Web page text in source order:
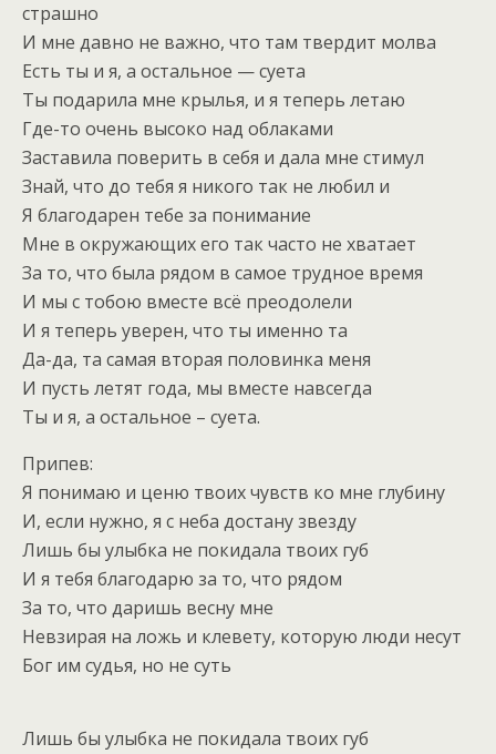
страшно
И мне давно не важно, что там твердит молва
Есть ты и я, а остальное — суета
Ты подарила мне крылья, и я теперь летаю
Где-то очень высоко над облаками
Заставила поверить в себя и дала мне стимул
Знай, что до тебя я никого так не любил и
Я благодарен тебе за понимание
Мне в окружающих его так часто не хватает
За то, что была рядом в самое трудное время
И мы с тобою вместе всё преодолели
И я теперь уверен, что ты именно та
Да-да, та самая вторая половинка меня
И пусть летят года, мы вместе навсегда
Ты и я, а остальное – суета.
Припев:
Я понимаю и ценю твоих чувств ко мне глубину
И, если нужно, я с неба достану звезду
Лишь бы улыбка не покидала твоих губ
И я тебя благодарю за то, что рядом
За то, что даришь весну мне
Невзирая на ложь и клевету, которую люди несут
Бог им судья, но не суть
Лишь бы улыбка не покидала твоих губ